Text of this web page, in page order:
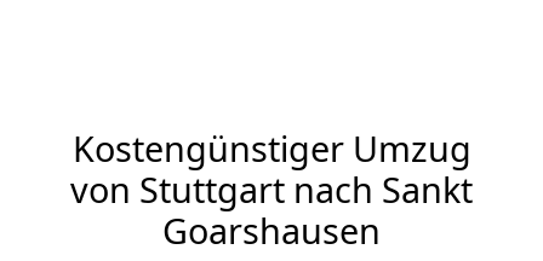
Kostengünstiger Umzug
von Stuttgart nach Sankt
Goarshausen